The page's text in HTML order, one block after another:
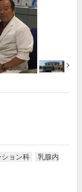
ション科
乳腺内